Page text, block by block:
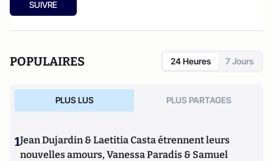
SUIVRE
POPULAIRES 24 Heures 7 Jours
PLUS LUS PLUS PARTAGES
1Jean Dujardin & Laetitia Casta étrennent leurs
nouvelles amours, Vanessa Paradis & Samuel